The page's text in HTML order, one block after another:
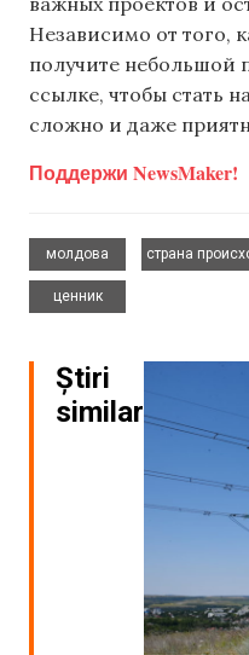
Независимо от того,
получите небольшой
ссылке, чтобы стать
сложно и даже
Поддержи NewsMaker!
молдова
страна
ценник
Știri
similare